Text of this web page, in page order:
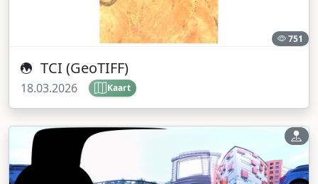
751
TCI (GeoTIFF)
18.03.2026 Kaart